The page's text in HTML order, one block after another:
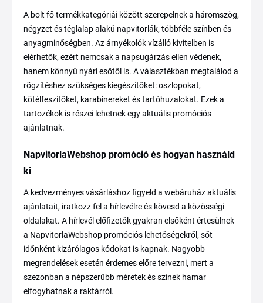
A bolt fő termékkategóriái között szerepelnek a háromszög,
négyzet és téglalap alakú napvitorlák, többféle színben és
anyagminőségben. Az árnyékolók vízálló kivitelben is
elérhetők, ezért nemcsak a napsugárzás ellen védenek,
hanem könnyű nyári esőtől is. A választékban megtalálod a
rögzítéshez szükséges kiegészítőket: oszlopokat,
kötélfeszítőket, karabinereket és tartóhuzalokat. Ezek a
tartozékok is részei lehetnek egy aktuális promóciós
ajánlatnak.
NapvitorlaWebshop promóció és hogyan használd
ki
A kedvezményes vásárláshoz figyeld a webáruház aktuális
ajánlatait, iratkozz fel a hírlevélre és kövesd a közösségi
oldalakat. A hírlevél előfizetők gyakran elsőként értesülnek
a NapvitorlaWebshop promóciós lehetőségekről, sőt
időnként kizárólagos kódokat is kapnak. Nagyobb
megrendelések esetén érdemes előre tervezni, mert a
szezonban a népszerűbb méretek és színek hamar
elfogyhatnak a raktárról.